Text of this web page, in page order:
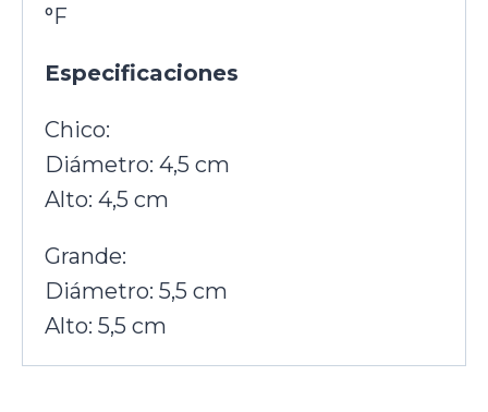
°F
Especificaciones
Chico:
Diámetro: 4,5 cm
Alto: 4,5 cm
Grande:
Diámetro: 5,5 cm
Alto: 5,5 cm